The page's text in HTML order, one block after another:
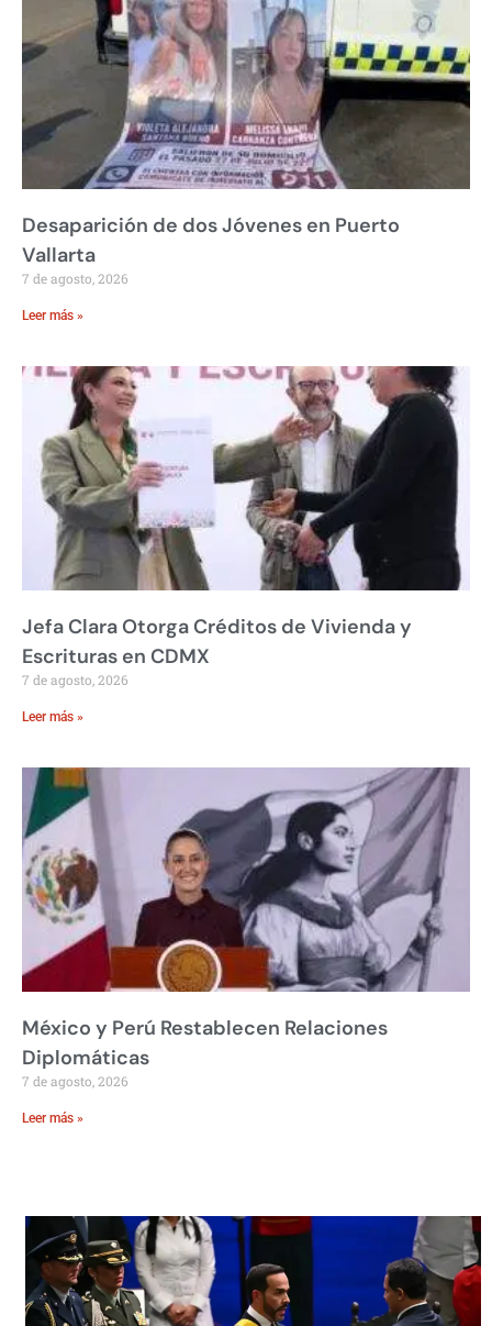
Desaparición de dos Jóvenes en Puerto
Vallarta
7 de agosto, 2026
Leer más »
Jefa Clara Otorga Créditos de Vivienda y
Escrituras en CDMX
7 de agosto, 2026
Leer más »
México y Perú Restablecen Relaciones
Diplomáticas
7 de agosto, 2026
Leer más »